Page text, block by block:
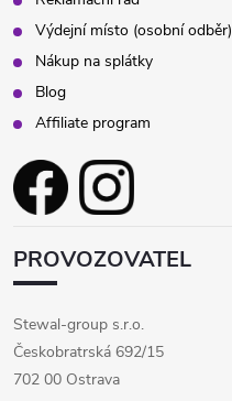
Výdejní místo (osobní odběr)
Nákup na splátky
Blog
Affiliate program
PROVOZOVATEL
Stewal-group s.r.o.
Českobratrská 692/15
702 00 Ostrava